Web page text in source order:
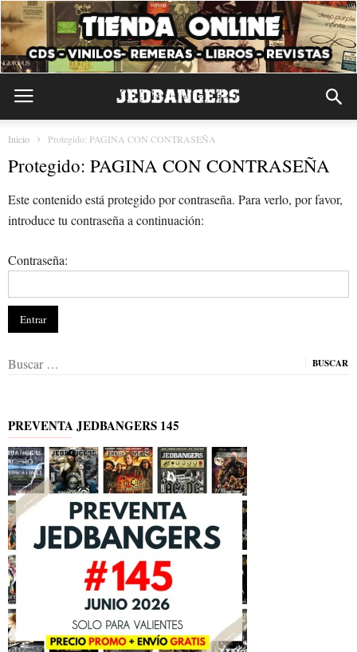
Inicio Protegido: PAGINA CON CONTRASEÑA
Protegido: PAGINA CON CONTRASEÑA
Este contenido está protegido por contraseña. Para verlo, por favor,
introduce tu contraseña a continuación:
Contraseña:
Buscar:
PREVENTA JEDBANGERS 145